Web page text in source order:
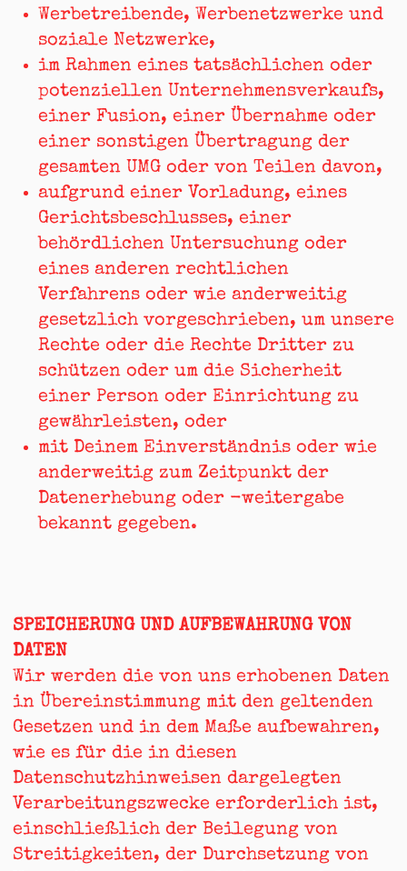
Werbetreibende, Werbenetzwerke und
soziale Netzwerke,
im Rahmen eines tatsächlichen oder
potenziellen Unternehmensverkaufs,
einer Fusion, einer Übernahme oder
einer sonstigen Übertragung der
gesamten UMG oder von Teilen davon,
aufgrund einer Vorladung, eines
Gerichtsbeschlusses, einer
behördlichen Untersuchung oder
eines anderen rechtlichen
Verfahrens oder wie anderweitig
gesetzlich vorgeschrieben, um unsere
Rechte oder die Rechte Dritter zu
schützen oder um die Sicherheit
einer Person oder Einrichtung zu
gewährleisten, oder
mit Deinem Einverständnis oder wie
anderweitig zum Zeitpunkt der
Datenerhebung oder -weitergabe
bekannt gegeben.
SPEICHERUNG UND AUFBEWAHRUNG VON
DATEN
Wir werden die von uns erhobenen Daten
in Übereinstimmung mit den geltenden
Gesetzen und in dem Maße aufbewahren,
wie es für die in diesen
Datenschutzhinweisen dargelegten
Verarbeitungszwecke erforderlich ist,
einschließlich der Beilegung von
Streitigkeiten, der Durchsetzung von